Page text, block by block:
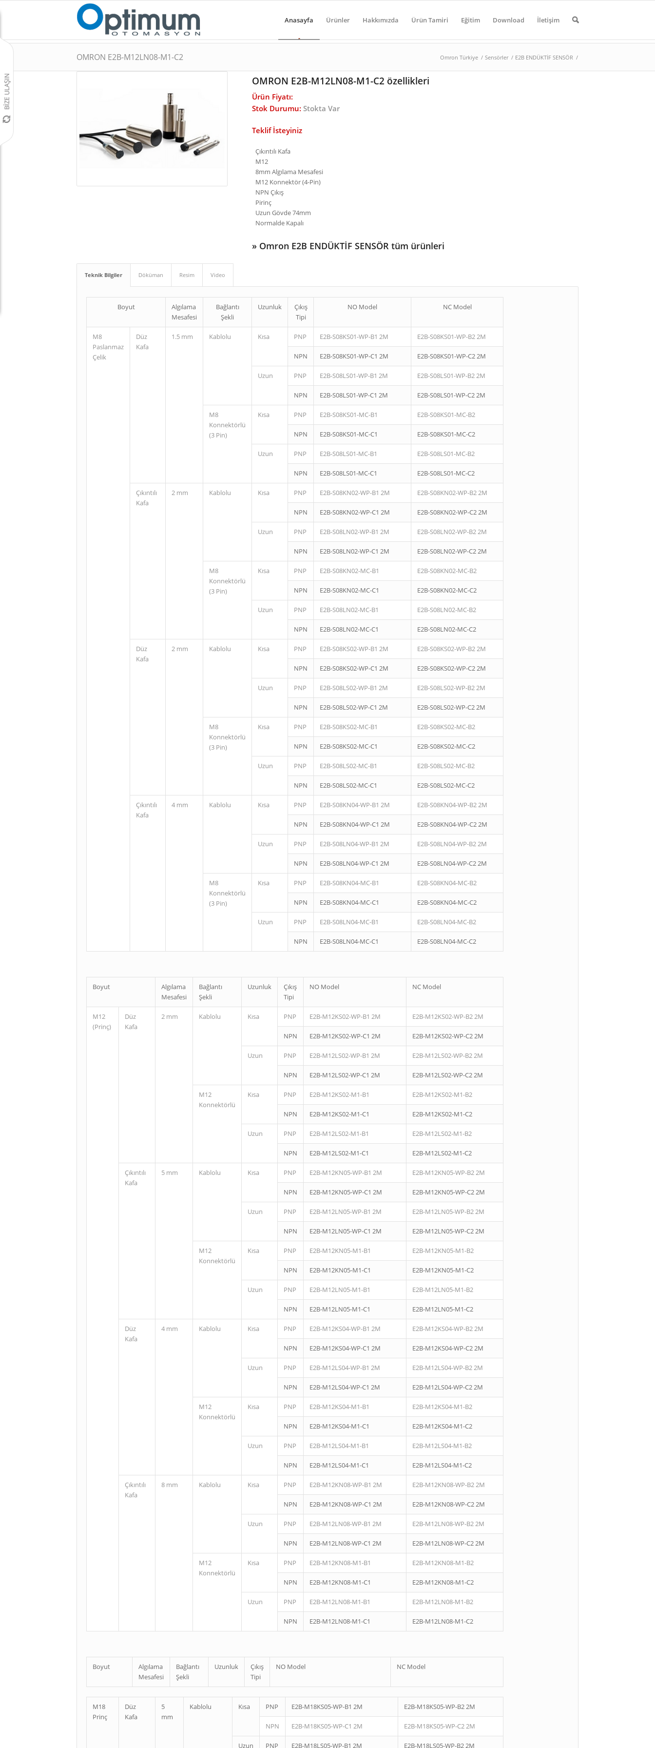
OMRON E2B-M12LN08-M1-C2 Omron Türkiye / Sensörler / E2B ENDÜKTİF SENSÖR /
OMRON E2B-M12LN08-M1-C2 özellikleri
Ürün Fiyatı:
Stok Durumu: Stokta Var
Teklif İsteyiniz
Çıkıntılı Kafa
M12
8mm Algılama Mesafesi
M12 Konnektör (4-Pin)
NPN Çıkış
Pirinç
Uzun Gövde 74mm
Normalde Kapalı
» Omron E2B ENDÜKTİF SENSÖR tüm ürünleri
Teknik Bilgiler Döküman Resim Video
Boyut
Algılama
Mesafesi
Bağlantı
Şekli
Uzunluk
Çıkış
Tipi
NO Model NC Model
M8
Paslanmaz
Çelik
Düz
Kafa
1.5 mm Kablolu Kısa PNP E2B-S08KS01-WP-B1 2M E2B-S08KS01-WP-B2 2M
NPN E2B-S08KS01-WP-C1 2M E2B-S08KS01-WP-C2 2M
Uzun PNP E2B-S08LS01-WP-B1 2M E2B-S08LS01-WP-B2 2M
NPN E2B-S08LS01-WP-C1 2M E2B-S08LS01-WP-C2 2M
M8
Konnektörlü
(3 Pin)
Kısa PNP E2B-S08KS01-MC-B1 E2B-S08KS01-MC-B2
NPN E2B-S08KS01-MC-C1 E2B-S08KS01-MC-C2
Uzun PNP E2B-S08LS01-MC-B1 E2B-S08LS01-MC-B2
NPN E2B-S08LS01-MC-C1 E2B-S08LS01-MC-C2
Çıkıntılı
Kafa
2 mm Kablolu Kısa PNP E2B-S08KN02-WP-B1 2M E2B-S08KN02-WP-B2 2M
NPN E2B-S08KN02-WP-C1 2M E2B-S08KN02-WP-C2 2M
Uzun PNP E2B-S08LN02-WP-B1 2M E2B-S08LN02-WP-B2 2M
NPN E2B-S08LN02-WP-C1 2M E2B-S08LN02-WP-C2 2M
M8
Konnektörlü
(3 Pin)
Kısa PNP E2B-S08KN02-MC-B1 E2B-S08KN02-MC-B2
NPN E2B-S08KN02-MC-C1 E2B-S08KN02-MC-C2
Uzun PNP E2B-S08LN02-MC-B1 E2B-S08LN02-MC-B2
NPN E2B-S08LN02-MC-C1 E2B-S08LN02-MC-C2
Düz
Kafa
2 mm Kablolu Kısa PNP E2B-S08KS02-WP-B1 2M E2B-S08KS02-WP-B2 2M
NPN E2B-S08KS02-WP-C1 2M E2B-S08KS02-WP-C2 2M
Uzun PNP E2B-S08LS02-WP-B1 2M E2B-S08LS02-WP-B2 2M
NPN E2B-S08LS02-WP-C1 2M E2B-S08LS02-WP-C2 2M
M8
Konnektörlü
(3 Pin)
Kısa PNP E2B-S08KS02-MC-B1 E2B-S08KS02-MC-B2
NPN E2B-S08KS02-MC-C1 E2B-S08KS02-MC-C2
Uzun PNP E2B-S08LS02-MC-B1 E2B-S08LS02-MC-B2
NPN E2B-S08LS02-MC-C1 E2B-S08LS02-MC-C2
Çıkıntılı
Kafa
4 mm Kablolu Kısa PNP E2B-S08KN04-WP-B1 2M E2B-S08KN04-WP-B2 2M
NPN E2B-S08KN04-WP-C1 2M E2B-S08KN04-WP-C2 2M
Uzun PNP E2B-S08LN04-WP-B1 2M E2B-S08LN04-WP-B2 2M
NPN E2B-S08LN04-WP-C1 2M E2B-S08LN04-WP-C2 2M
M8
Konnektörlü
(3 Pin)
Kısa PNP E2B-S08KN04-MC-B1 E2B-S08KN04-MC-B2
NPN E2B-S08KN04-MC-C1 E2B-S08KN04-MC-C2
Uzun PNP E2B-S08LN04-MC-B1 E2B-S08LN04-MC-B2
NPN E2B-S08LN04-MC-C1 E2B-S08LN04-MC-C2
Boyut
Algılama
Mesafesi
Bağlantı
Şekli
Uzunluk
Çıkış
Tipi
NO Model NC Model
M12
(Prinç)
Düz
Kafa
2 mm Kablolu Kısa PNP E2B-M12KS02-WP-B1 2M E2B-M12KS02-WP-B2 2M
NPN E2B-M12KS02-WP-C1 2M E2B-M12KS02-WP-C2 2M
Uzun PNP E2B-M12LS02-WP-B1 2M E2B-M12LS02-WP-B2 2M
NPN E2B-M12LS02-WP-C1 2M E2B-M12LS02-WP-C2 2M
M12
Konnektörlü
Kısa PNP E2B-M12KS02-M1-B1 E2B-M12KS02-M1-B2
NPN E2B-M12KS02-M1-C1 E2B-M12KS02-M1-C2
Uzun PNP E2B-M12LS02-M1-B1 E2B-M12LS02-M1-B2
NPN E2B-M12LS02-M1-C1 E2B-M12LS02-M1-C2
Çıkıntılı
Kafa
5 mm Kablolu Kısa PNP E2B-M12KN05-WP-B1 2M E2B-M12KN05-WP-B2 2M
NPN E2B-M12KN05-WP-C1 2M E2B-M12KN05-WP-C2 2M
Uzun PNP E2B-M12LN05-WP-B1 2M E2B-M12LN05-WP-B2 2M
NPN E2B-M12LN05-WP-C1 2M E2B-M12LN05-WP-C2 2M
M12
Konnektörlü
Kısa PNP E2B-M12KN05-M1-B1 E2B-M12KN05-M1-B2
NPN E2B-M12KN05-M1-C1 E2B-M12KN05-M1-C2
Uzun PNP E2B-M12LN05-M1-B1 E2B-M12LN05-M1-B2
NPN E2B-M12LN05-M1-C1 E2B-M12LN05-M1-C2
Düz
Kafa
4 mm Kablolu Kısa PNP E2B-M12KS04-WP-B1 2M E2B-M12KS04-WP-B2 2M
NPN E2B-M12KS04-WP-C1 2M E2B-M12KS04-WP-C2 2M
Uzun PNP E2B-M12LS04-WP-B1 2M E2B-M12LS04-WP-B2 2M
NPN E2B-M12LS04-WP-C1 2M E2B-M12LS04-WP-C2 2M
M12
Konnektörlü
Kısa PNP E2B-M12KS04-M1-B1 E2B-M12KS04-M1-B2
NPN E2B-M12KS04-M1-C1 E2B-M12KS04-M1-C2
Uzun PNP E2B-M12LS04-M1-B1 E2B-M12LS04-M1-B2
NPN E2B-M12LS04-M1-C1 E2B-M12LS04-M1-C2
Çıkıntılı
Kafa
8 mm Kablolu Kısa PNP E2B-M12KN08-WP-B1 2M E2B-M12KN08-WP-B2 2M
NPN E2B-M12KN08-WP-C1 2M E2B-M12KN08-WP-C2 2M
Uzun PNP E2B-M12LN08-WP-B1 2M E2B-M12LN08-WP-B2 2M
NPN E2B-M12LN08-WP-C1 2M E2B-M12LN08-WP-C2 2M
M12
Konnektörlü
Kısa PNP E2B-M12KN08-M1-B1 E2B-M12KN08-M1-B2
NPN E2B-M12KN08-M1-C1 E2B-M12KN08-M1-C2
Uzun PNP E2B-M12LN08-M1-B1 E2B-M12LN08-M1-B2
NPN E2B-M12LN08-M1-C1 E2B-M12LN08-M1-C2
Boyut
Algılama
Mesafesi
Bağlantı
Şekli
Uzunluk
Çıkış
Tipi
NO Model NC Model
M18
Prinç
Düz
Kafa
5
mm
Kablolu Kısa PNP E2B-M18KS05-WP-B1 2M E2B-M18KS05-WP-B2 2M
NPN E2B-M18KS05-WP-C1 2M E2B-M18KS05-WP-C2 2M
Uzun PNP E2B-M18LS05-WP-B1 2M E2B-M18LS05-WP-B2 2M
Anasayfa Ürünler Hakkımızda Ürün Tamiri Eğitim Download İletişim